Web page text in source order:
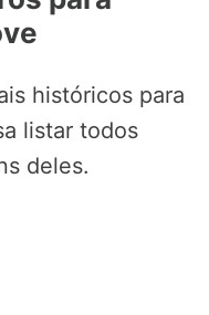
históricos para
listar todos
deles.